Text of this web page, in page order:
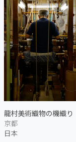
龍村美術織物の機織り
京都
日本